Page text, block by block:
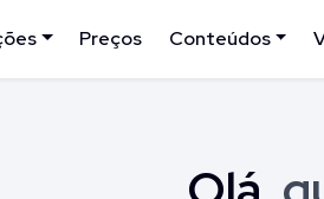
Preços Conteúdos